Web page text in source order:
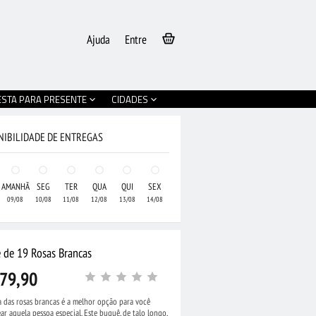
Entre
Ajuda
PARA PRESENTE CIDADES
DE ENTREGAS
AMANHÃ
09/08
SEG
10/08
TER
11/08
QUA
12/08
QUI
13/08
SEX
14/08
19 Rosas Brancas
das rosas brancas é a melhor opção para você
aquela pessoa especial. Este buquê, de talo longo,